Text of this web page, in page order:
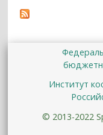
Институт
© 2013-2022